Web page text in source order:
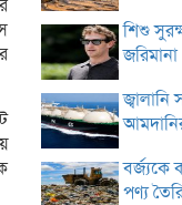
শিশু
জরিমানা
বর্জ্যকে
পণ্য